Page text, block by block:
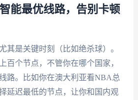
能最优线路，告别卡顿
其是关键时刻（比如绝杀球）。
百个节点，不管你在哪个国家，
路。比如你在澳大利亚看NBA总
延迟最低的节点，让你和国内观